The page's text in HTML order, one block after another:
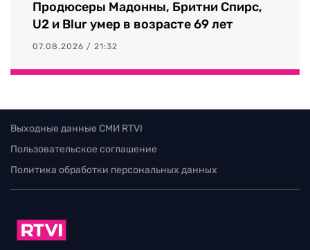
Продюсеры Мадонны, Бритни Спирс,
U2 и Blur умер в возрасте 69 лет
07.08.2026 / 21:32
Выходные данные СМИ RTVI
Пользовательское соглашение
Политика обработки персональных данных